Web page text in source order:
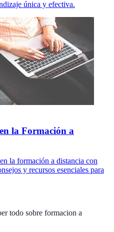
única y efectiva.
la Formación a
la formación a distancia con
y recursos esenciales para
todo sobre formacion a